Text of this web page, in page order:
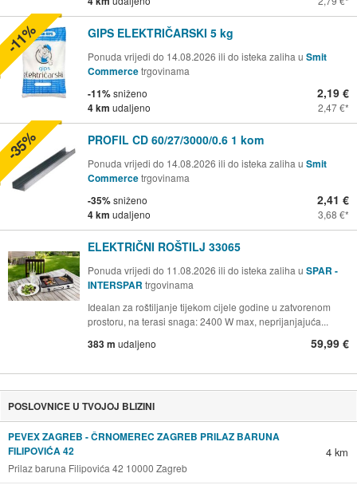
GIPS ELEKTRIČARSKI 5 kg
Ponuda vrijedi do 14.08.2026 ili do isteka zaliha u Smit
Commercetrgovinama
-11%sniženo
4 km udaljeno
2,19 €
2,47 €
-11%
PROFIL CD 60/27/3000/0.6 1 kom
Ponuda vrijedi do 14.08.2026 ili do isteka zaliha u Smit
Commercetrgovinama
-35%sniženo
4 km udaljeno
2,41 €
3,68 €
-35%
ELEKTRIČNI ROŠTILJ 33065
Ponuda vrijedi do 11.08.2026 ili do isteka zaliha u SPAR -
INTERSPAR trgovinama
Idealan za roštiljanje tijekom cijele godine u zatvorenom
prostoru, na terasi snaga: 2400 W max, neprijanjajuća...
383 m udaljeno 59,99 €
POSLOVNICE U TVOJOJ BLIZINI
PEVEX ZAGREB - ČRNOMEREC ZAGREB PRILAZ BARUNA
FILIPOVIĆA 42
Prilaz baruna Filipovića 42 10000 Zagreb
4 km